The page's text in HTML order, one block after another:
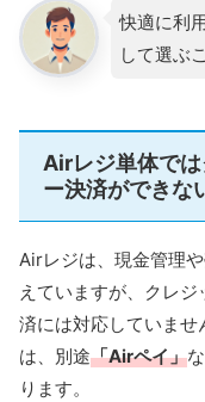
快適に利
して選ぶ
Airレジ単体で
ー決済ができな
Airレジは、現金管理
えていますが、クレ
済には対応していま
は、別途「Airペイ」
ります。